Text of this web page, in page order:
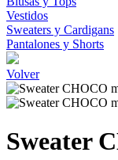
Vestidos
Sweaters y Cardigans
Pantalones y Shorts
Volver
Sweater